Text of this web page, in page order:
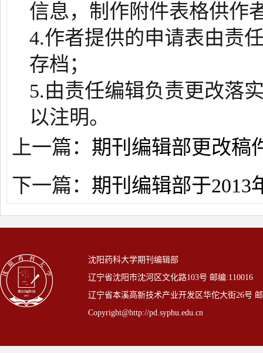
信息，制作附件表格供作
4.作者提供的申请表由责
存档；
5.由责任编辑负责更改落
以注明。
上一篇： 期刊编辑部更改稿
下一篇： 期刊编辑部于2013
沈阳药科大学期刊编辑部
辽宁省沈阳市沈河区文化路103号 邮编:110016
辽宁省本溪高新技术产业开发区华佗大街26号
Copyright@http://pd.syphu.edu.cn